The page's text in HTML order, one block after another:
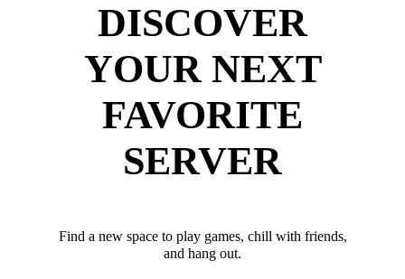
DISCOVER
YOUR NEXT
FAVORITE
SERVER
Find a new space to play games, chill with friends,
and hang out.